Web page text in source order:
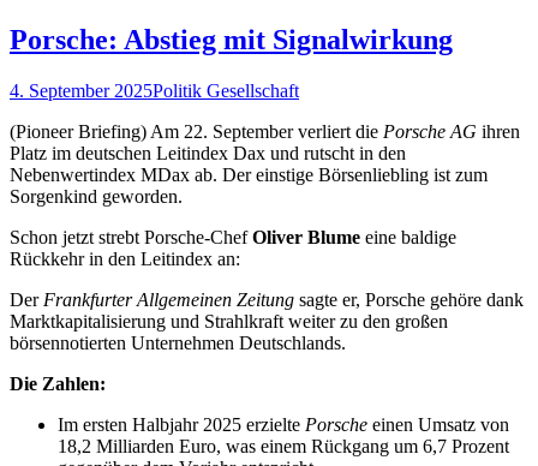
Porsche: Abstieg mit Signalwirkung
4. September 2025Politik Gesellschaft
(Pioneer Briefing) Am 22. September verliert die Porsche AG ihren
Platz im deutschen Leitindex Dax und rutscht in den
Nebenwertindex MDax ab. Der einstige Börsenliebling ist zum
Sorgenkind geworden.
Schon jetzt strebt Porsche-ChefOliver Blume eine baldige
Rückkehr in den Leitindex an:
Der Frankfurter Allgemeinen Zeitung sagte er, Porsche gehöre dank
Marktkapitalisierung und Strahlkraft weiter zu den großen
börsennotierten Unternehmen Deutschlands.
Die Zahlen:
Im ersten Halbjahr 2025 erzielte Porsche einen Umsatz von
18,2 Milliarden Euro, was einem Rückgang um 6,7 Prozent